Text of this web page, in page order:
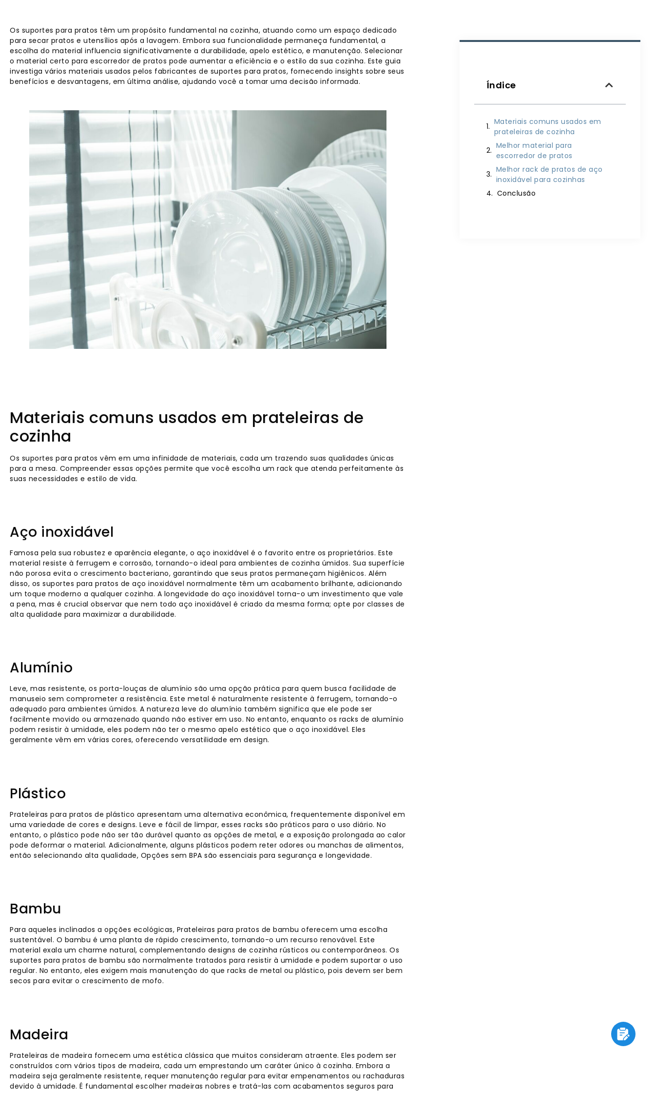
Os suportes para pratos têm um propósito fundamental na cozinha, atuando como um espaço dedicado
para secar pratos e utensílios após a lavagem. Embora sua funcionalidade permaneça fundamental, a
escolha do material influencia significativamente a durabilidade, apelo estético, e manutenção. Selecionar
o material certo para escorredor de pratos pode aumentar a eficiência e o estilo da sua cozinha. Este guia
investiga vários materiais usados ​​pelos fabricantes de suportes para pratos, fornecendo insights sobre seus
benefícios e desvantagens, em última análise, ajudando você a tomar uma decisão informada.
Materiais comuns usados ​​em prateleiras de
cozinha
Os suportes para pratos vêm em uma infinidade de materiais, cada um trazendo suas qualidades únicas
para a mesa. Compreender essas opções permite que você escolha um rack que atenda perfeitamente às
suas necessidades e estilo de vida.
Aço inoxidável
Famosa pela sua robustez e aparência elegante, o aço inoxidável é o favorito entre os proprietários. Este
material resiste à ferrugem e corrosão, tornando-o ideal para ambientes de cozinha úmidos. Sua superfície
não porosa evita o crescimento bacteriano, garantindo que seus pratos permaneçam higiênicos. Além
disso, os suportes para pratos de aço inoxidável normalmente têm um acabamento brilhante, adicionando
um toque moderno a qualquer cozinha. A longevidade do aço inoxidável torna-o um investimento que vale
a pena, mas é crucial observar que nem todo aço inoxidável é criado da mesma forma; opte por classes de
alta qualidade para maximizar a durabilidade.
Alumínio
Leve, mas resistente, os porta-louças de alumínio são uma opção prática para quem busca facilidade de
manuseio sem comprometer a resistência. Este metal é naturalmente resistente à ferrugem, tornando-o
adequado para ambientes úmidos. A natureza leve do alumínio também significa que ele pode ser
facilmente movido ou armazenado quando não estiver em uso. No entanto, enquanto os racks de alumínio
podem resistir à umidade, eles podem não ter o mesmo apelo estético que o aço inoxidável. Eles
geralmente vêm em várias cores, oferecendo versatilidade em design.
Plástico
Prateleiras para pratos de plástico apresentam uma alternativa econômica, frequentemente disponível em
uma variedade de cores e designs. Leve e fácil de limpar, esses racks são práticos para o uso diário. No
entanto, o plástico pode não ser tão durável quanto as opções de metal, e a exposição prolongada ao calor
pode deformar o material. Adicionalmente, alguns plásticos podem reter odores ou manchas de alimentos,
então selecionando alta qualidade, Opções sem BPA são essenciais para segurança e longevidade.
Bambu
Para aqueles inclinados a opções ecológicas, Prateleiras para pratos de bambu oferecem uma escolha
sustentável. O bambu é uma planta de rápido crescimento, tornando-o um recurso renovável. Este
material exala um charme natural, complementando designs de cozinha rústicos ou contemporâneos. Os
suportes para pratos de bambu são normalmente tratados para resistir à umidade e podem suportar o uso
regular. No entanto, eles exigem mais manutenção do que racks de metal ou plástico, pois devem ser bem
secos para evitar o crescimento de mofo.
Madeira
Prateleiras de madeira fornecem uma estética clássica que muitos consideram atraente. Eles podem ser
construídos com vários tipos de madeira, cada um emprestando um caráter único à cozinha. Embora a
madeira seja geralmente resistente, requer manutenção regular para evitar empenamentos ou rachaduras
devido à umidade. É fundamental escolher madeiras nobres e tratá-las com acabamentos seguros para
Índice
Materiais comuns usados ​​em
prateleiras de cozinha
Melhor material para
escorredor de pratos
Melhor rack de pratos de aço
inoxidável para cozinhas
Conclusão